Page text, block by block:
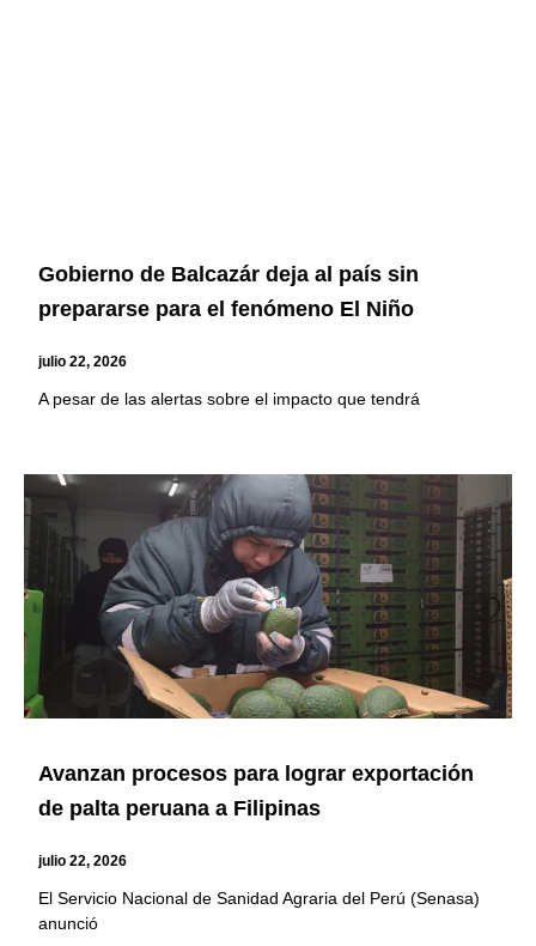
Gobierno de Balcazár deja al país sin
prepararse para el fenómeno El Niño
julio 22, 2026
A pesar de las alertas sobre el impacto que tendrá
Avanzan procesos para lograr exportación
de palta peruana a Filipinas
julio 22, 2026
El Servicio Nacional de Sanidad Agraria del Perú (Senasa)
anunció